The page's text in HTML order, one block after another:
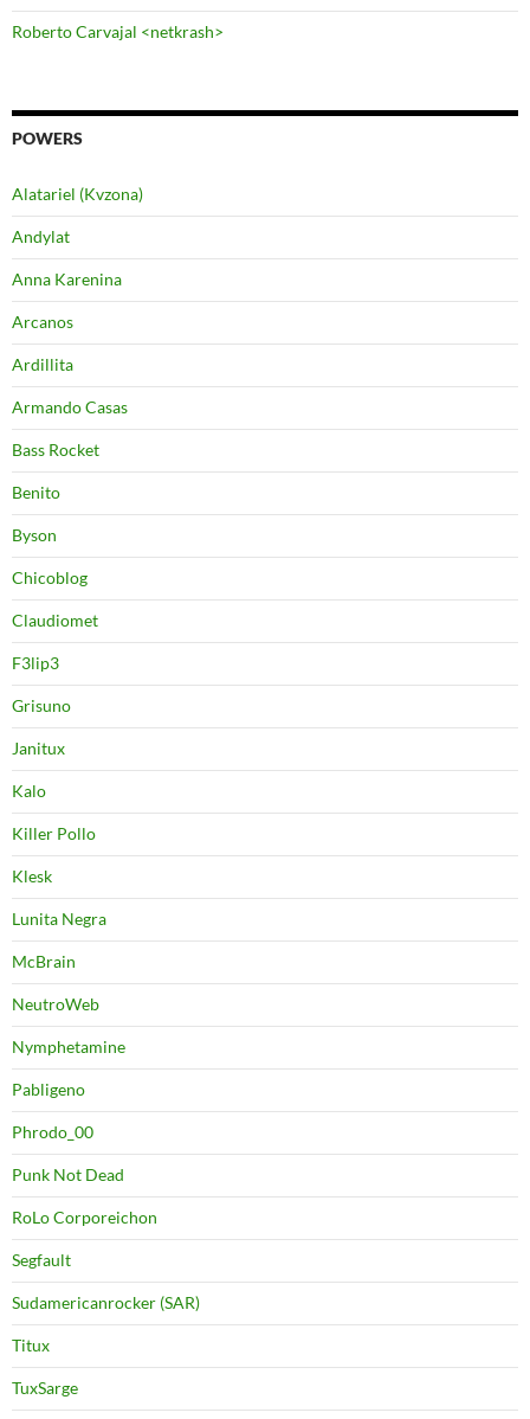
Roberto Carvajal <netkrash>
POWERS
Alatariel (Kvzona)
Andylat
Anna Karenina
Arcanos
Ardillita
Armando Casas
Bass Rocket
Benito
Byson
Chicoblog
Claudiomet
F3lip3
Grisuno
Janitux
Kalo
Killer Pollo
Klesk
Lunita Negra
McBrain
NeutroWeb
Nymphetamine
Pabligeno
Phrodo_00
Punk Not Dead
RoLo Corporeichon
Segfault
Sudamericanrocker (SAR)
Titux
TuxSarge